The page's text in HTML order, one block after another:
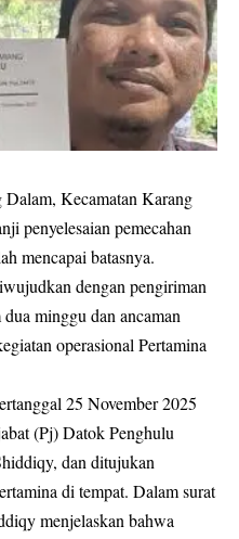
Dalam, Kecamatan Karang
penyelesaian pemecahan
mencapai batasnya.
dengan pengiriman
minggu dan ancaman
operasional Pertamina
25 November 2025
(Pj) Datok Penghulu
dan ditujukan
di tempat. Dalam surat
menjelaskan bahwa